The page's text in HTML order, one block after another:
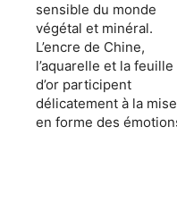
sensible du monde
végétal et minéral.
L’encre de Chine,
l’aquarelle et la feuille
d’or participent
délicatement à la mise
en forme des